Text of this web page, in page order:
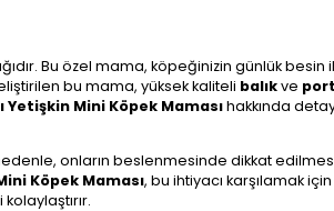
Bu özel mama, köpeğinizin günlük besin
bu mama, yüksek kaliteli balıkve
Yetişkin Mini Köpek Mamasıhakkında
onların beslenmesinde dikkat
Köpek Maması, bu ihtiyacı karşılamak